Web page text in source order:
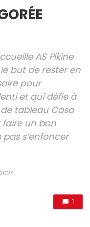
AS Pikine
but de rester en
pour
et qui défie à
tableau Casa
un bon
s’enfoncer
1